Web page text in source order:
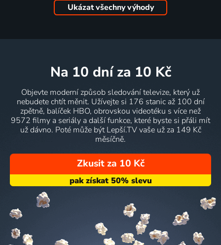
Ukázat všechny výhody
na 10 dní za 10 Kč
Objevte moderní způsob sledování televize, který už
nebudete chtít měnit. Užívejte si 176 stanic až 100 dní
zpětně, balíček HBO, obrovskou videotéku s více než
9572 filmy a seriály a další funkce, které byste si přáli mít
už dávno. Poté může být Lepší.TV vaše už za 149 Kč
měsíčně.
Zkusit za 10 Kč